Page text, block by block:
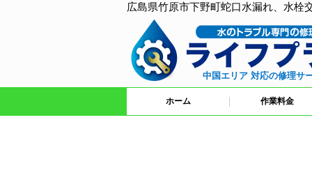
広島県竹原市下野町蛇口水漏れ、水栓
中国エリア 対応の修理サ
ホーム 作業料金